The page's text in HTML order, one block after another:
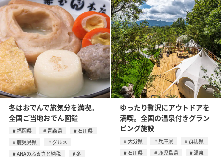
冬はおでんで旅気分を満喫。
全国ご当地おでん図鑑
福岡県 青森県
石川県
鹿児島県
グルメ
ANAのふるさと納税
冬
ゆったり贅沢にアウトドアを
満喫。全国の温泉付きグラン
ピング施設
大分県 兵庫県
群馬県
石川県
鹿児島県
温泉